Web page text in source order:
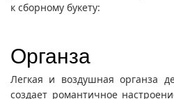
к сборному букету:
Органза
Легкая и воздушная органза
создает романтичное